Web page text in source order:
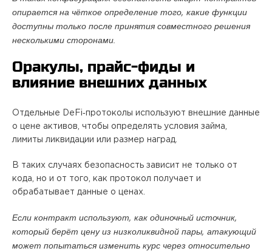
опирается на чёткое определение того, какие функции
доступны только после принятия совместного решения
несколькими сторонами.
Оракулы, прайс‑фиды и
влияние внешних данных
Отдельные DeFi‑протоколы используют внешние данные
о цене активов, чтобы определять условия займа,
лимиты ликвидации или размер наград.
В таких случаях безопасность зависит не только от
кода, но и от того, как протокол получает и
обрабатывает данные о ценах.
Если контракт используют, как одиночный источник,
который берёт цену из низколиквидной пары, атакующий
может попытаться изменить курс через относительно